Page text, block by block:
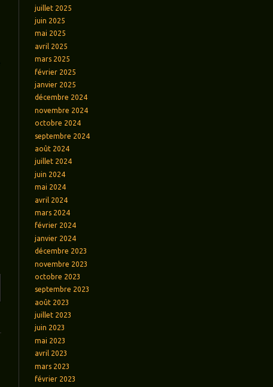
juillet 2025
juin 2025
mai 2025
avril 2025
mars 2025
février 2025
janvier 2025
décembre 2024
novembre 2024
octobre 2024
septembre 2024
août 2024
juillet 2024
juin 2024
mai 2024
avril 2024
mars 2024
février 2024
janvier 2024
décembre 2023
novembre 2023
octobre 2023
septembre 2023
août 2023
juillet 2023
juin 2023
mai 2023
avril 2023
mars 2023
février 2023